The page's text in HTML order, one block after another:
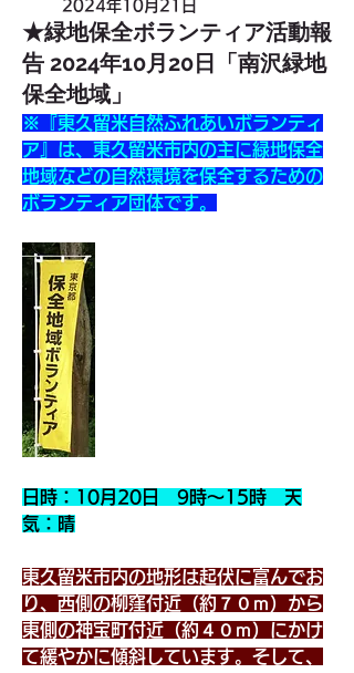
2024年10月21日
★緑地保全ボランティア活動報
告 2024年10月20日「南沢緑地
保全地域」
※『東久留米自然ふれあいボランティ
ア』は、東久留米市内の主に緑地保全
地域などの自然環境を保全するための
ボランティア団体です。
日時：10月20日　9時～15時　天
気：晴
東久留米市内の地形は起伏に富んでお
り、西側の柳窪付近（約７０ｍ）から
東側の神宝町付近（約４０ｍ）にかけ
て緩やかに傾斜しています。そして、